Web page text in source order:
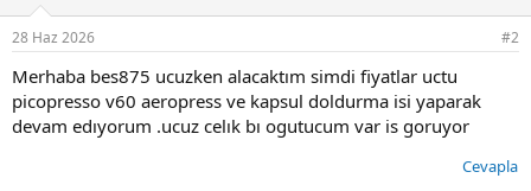
:
28 Haz 2026 #2
Merhaba bes875 ucuzken alacaktım simdi fiyatlar uctu
picopresso v60 aeropress ve kapsul doldurma isi yaparak
devam edıyorum .ucuz celık bı ogutucum var is goruyor
Cevapla